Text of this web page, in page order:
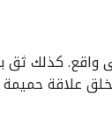
واقع. كذلك ثق
علاقة